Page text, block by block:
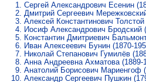
Сергей Александрович Есенин
Дмитрий Сергеевич
Алексей Константинович Толстой
Иосиф Александрович Бродский
Константин Дмитриевич
Иван Алексеевич Бунин (1870-
Николай Степанович Гумилёв
Анна Андреевна Ахматова(1889-
Анатолий Борисович Мариенгоф
Александр Сергеевич Пушкин